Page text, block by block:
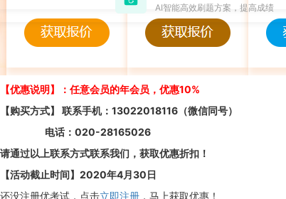
AI智能高效刷题方案，提高成绩
【优惠说明】：任意会员的年会员，优惠10%
【购买方式】 联系手机：13022018116（微信同号）
电话：020-28165026
请通过以上联系方式联系我们，获取优惠折扣！
【活动截止时间】2020年4月30日
还没注册优考试，点击立即注册 ，马上获取优惠！